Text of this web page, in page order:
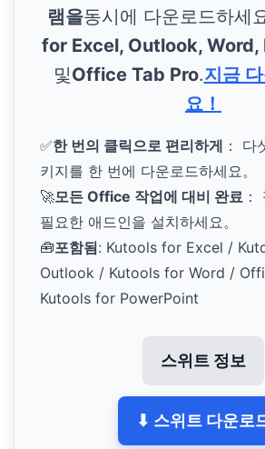
램을동시에 다운로드하세
for Excel, Outlook, Word,
및Office Tab Pro.지금
요！
✅한 번의 클릭으로 편리하게 ： 다
키지를 한 번에 다운로드하세요。
🚀모든 Office 작업에 대비 완료
필요한 애드인을 설치하세요。
🧰포함됨: Kutools for Excel /
Outlook / Kutools for Word /
Kutools for PowerPoint
스위트 정보
⬇ 스위트 다운로